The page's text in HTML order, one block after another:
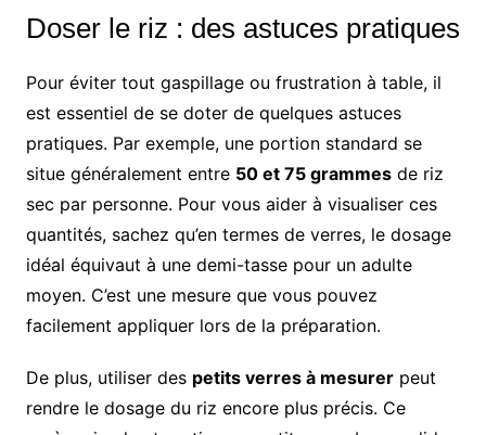
Doser le riz : des astuces pratiques
Pour éviter tout gaspillage ou frustration à table, il
est essentiel de se doter de quelques astuces
pratiques. Par exemple, une portion standard se
situe généralement entre 50 et 75 grammesde riz
sec par personne. Pour vous aider à visualiser ces
quantités, sachez qu’en termes de verres, le dosage
idéal équivaut à une demi-tasse pour un adulte
moyen. C’est une mesure que vous pouvez
facilement appliquer lors de la préparation.
De plus, utiliser des petits verres à mesurerpeut
rendre le dosage du riz encore plus précis. Ce